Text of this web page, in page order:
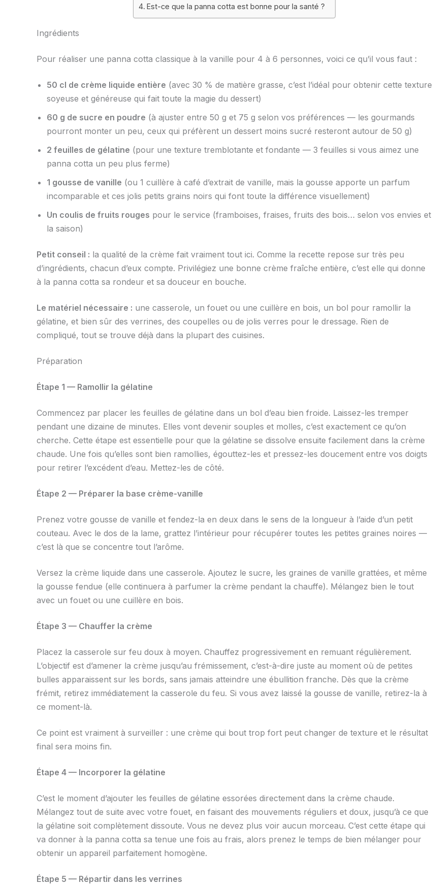
Est-ce que la panna cotta est bonne pour la santé ?
Ingrédients
Pour réaliser une panna cotta classique à la vanille pour 4 à 6 personnes, voici ce qu’il vous faut :
50 cl de crème liquide entière (avec 30 % de matière grasse, c’est l’idéal pour obtenir cette texture
soyeuse et généreuse qui fait toute la magie du dessert)
60 g de sucre en poudre (à ajuster entre 50 g et 75 g selon vos préférences — les gourmands
pourront monter un peu, ceux qui préfèrent un dessert moins sucré resteront autour de 50 g)
2 feuilles de gélatine (pour une texture tremblotante et fondante — 3 feuilles si vous aimez une
panna cotta un peu plus ferme)
1 gousse de vanille (ou 1 cuillère à café d’extrait de vanille, mais la gousse apporte un parfum
incomparable et ces jolis petits grains noirs qui font toute la différence visuellement)
Un coulis de fruits rouges pour le service (framboises, fraises, fruits des bois… selon vos envies et
la saison)
Petit conseil : la qualité de la crème fait vraiment tout ici. Comme la recette repose sur très peu
d’ingrédients, chacun d’eux compte. Privilégiez une bonne crème fraîche entière, c’est elle qui donne
à la panna cotta sa rondeur et sa douceur en bouche.
Le matériel nécessaire : une casserole, un fouet ou une cuillère en bois, un bol pour ramollir la
gélatine, et bien sûr des verrines, des coupelles ou de jolis verres pour le dressage. Rien de
compliqué, tout se trouve déjà dans la plupart des cuisines.
Préparation
Étape 1 — Ramollir la gélatine
Commencez par placer les feuilles de gélatine dans un bol d’eau bien froide. Laissez-les tremper
pendant une dizaine de minutes. Elles vont devenir souples et molles, c’est exactement ce qu’on
cherche. Cette étape est essentielle pour que la gélatine se dissolve ensuite facilement dans la crème
chaude. Une fois qu’elles sont bien ramollies, égouttez-les et pressez-les doucement entre vos doigts
pour retirer l’excédent d’eau. Mettez-les de côté.
Étape 2 — Préparer la base crème-vanille
Prenez votre gousse de vanille et fendez-la en deux dans le sens de la longueur à l’aide d’un petit
couteau. Avec le dos de la lame, grattez l’intérieur pour récupérer toutes les petites graines noires —
c’est là que se concentre tout l’arôme.
Versez la crème liquide dans une casserole. Ajoutez le sucre, les graines de vanille grattées, et même
la gousse fendue (elle continuera à parfumer la crème pendant la chauffe). Mélangez bien le tout
avec un fouet ou une cuillère en bois.
Étape 3 — Chauffer la crème
Placez la casserole sur feu doux à moyen. Chauffez progressivement en remuant régulièrement.
L’objectif est d’amener la crème jusqu’au frémissement, c’est-à-dire juste au moment où de petites
bulles apparaissent sur les bords, sans jamais atteindre une ébullition franche. Dès que la crème
frémit, retirez immédiatement la casserole du feu. Si vous avez laissé la gousse de vanille, retirez-la à
ce moment-là.
Ce point est vraiment à surveiller : une crème qui bout trop fort peut changer de texture et le résultat
final sera moins fin.
Étape 4 — Incorporer la gélatine
C’est le moment d’ajouter les feuilles de gélatine essorées directement dans la crème chaude.
Mélangez tout de suite avec votre fouet, en faisant des mouvements réguliers et doux, jusqu’à ce que
la gélatine soit complètement dissoute. Vous ne devez plus voir aucun morceau. C’est cette étape qui
va donner à la panna cotta sa tenue une fois au frais, alors prenez le temps de bien mélanger pour
obtenir un appareil parfaitement homogène.
Étape 5 — Répartir dans les verrines